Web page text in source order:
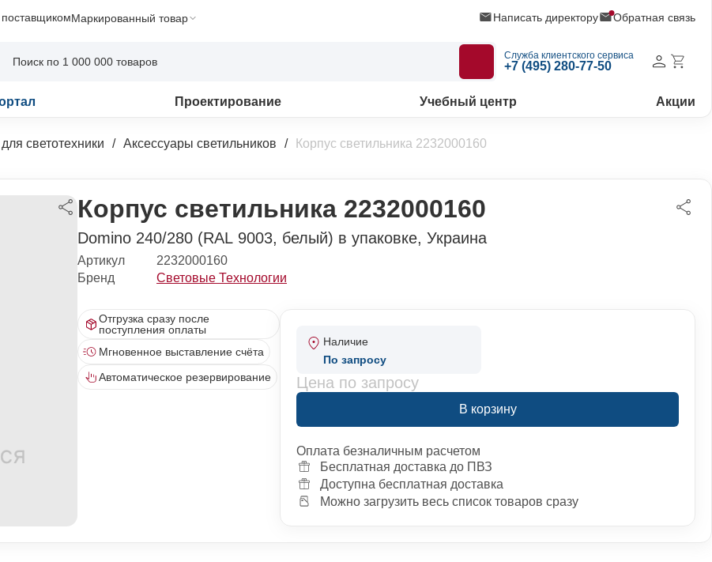
поставщикомМаркированный товар Написать директору Обратная связь
Служба клиентского сервиса
+7 (495) 280-77-50
Проектирование Учебный центр Акции
светотехники Аксессуары светильников Корпус светильника 2232000160
Корпус светильника 2232000160
Domino 240/280 (RAL 9003, белый) в упаковке, Украина
Артикул
2232000160
Бренд
Световые Технологии
Отгрузка сразу после
поступления оплаты
Мгновенное выставление счёта
Автоматическое резервирование
Наличие
По запросу
Цена по запросу
В корзину
Оплата безналичным расчетом
Бесплатная доставка до ПВЗ
Доступна бесплатная доставка
Можно загрузить весь список товаров сразу